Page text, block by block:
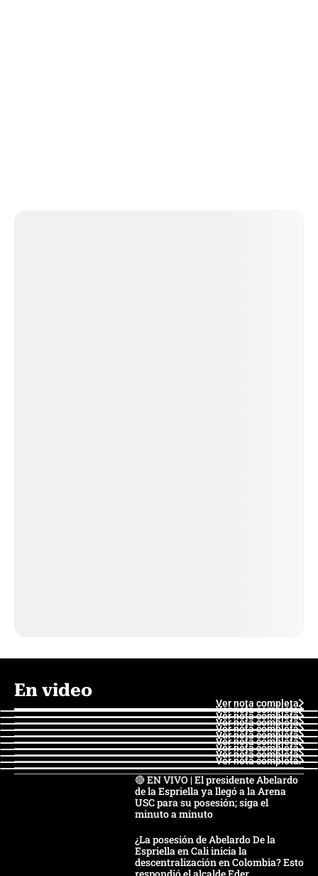
En video
Ver nota completa
Ver nota completa
Ver nota completa
Ver nota completa
Ver nota completa
Ver nota completa
Ver nota completa
Ver nota completa
Ver nota completa
Ver nota completa
🔴 EN VIVO | El presidente Abelardo
de la Espriella ya llegó a la Arena
USC para su posesión; siga el
minuto a minuto
¿La posesión de Abelardo De la
Espriella en Cali inicia la
descentralización en Colombia? Esto